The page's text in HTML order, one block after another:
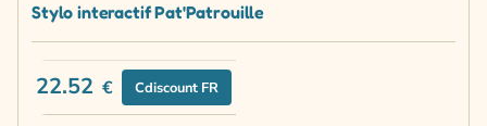
Stylo interactif Pat'Patrouille
22.52 € Cdiscount FR